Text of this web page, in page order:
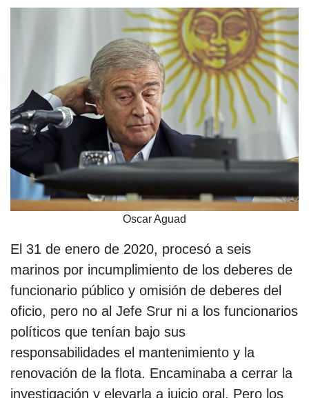
Oscar Aguad
El 31 de enero de 2020, procesó a seis
marinos por incumplimiento de los deberes de
funcionario público y omisión de deberes del
oficio, pero no al Jefe Srur ni a los funcionarios
políticos que tenían bajo sus
responsabilidades el mantenimiento y la
renovación de la flota. Encaminaba a cerrar la
investigación y elevarla a juicio oral. Pero los